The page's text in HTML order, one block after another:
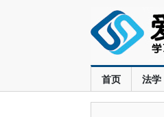
首页 法学